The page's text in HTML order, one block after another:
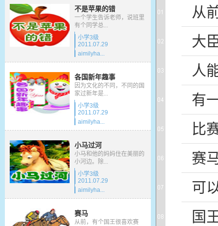
不是苹果的错
一个学生告诉老师，说班里
有个同学总...
小学3级
2011.07.29
aimilyha...
各国新年趣事
因为文化的不同，不同的国
家过新年是...
小学3级
2011.07.29
aimilyha...
小马过河
小马和他的妈妈住在美丽的
小河边。除...
小学3级
2011.07.29
aimilyha...
赛马
从前，有个国王很喜欢赛
从
大
人
有
比
赛
可
国